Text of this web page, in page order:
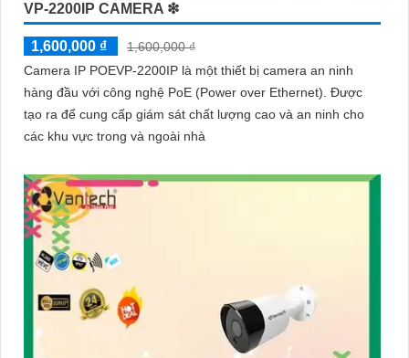
VP-2200IP CAMERA ❇
1,600,000 ₫
1,600,000 ₫
Camera IP POEVP-2200IP là một thiết bị camera an ninh
hàng đầu với công nghệ PoE (Power over Ethernet). Được
tạo ra để cung cấp giám sát chất lượng cao và an ninh cho
các khu vực trong và ngoài nhà